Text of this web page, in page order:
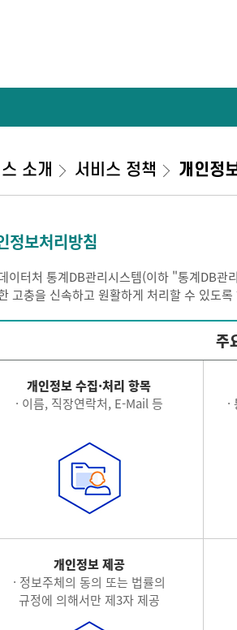
소개 서비스 정책 개인정
정보처리방침
이터처 통계DB관리시스템(이하 "통계DB관
고충을 신속하고 원활하게 처리할 수 있도
주
개인정보 수집·처리 항목
· 이름, 직장연락처, E-Mail 등
개인정보 제공
· 정보주체의 동의 또는 법률의
규정에 의해서만 제3자 제공